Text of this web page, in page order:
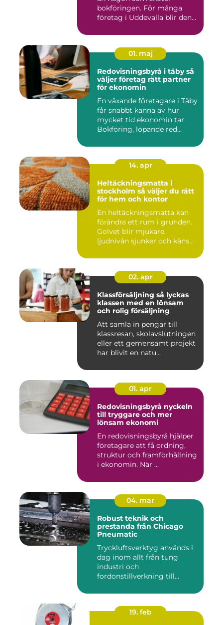
bokföringen. För många
företag i Uddevalla blir den
01. maj
Redovisningsbyrå i täby så
väljer företag rätt partner
för ekonomin
En växande företagare i Täby
får snabbt känna av hur
mycket tid ekonomin tar.
Bokföring, löpande red...
14. apr
Heltäckningsmatta i
stockholm så väljer du rätt
för hem och kontor
En heltäckningsmatta kan
förändra ett rum i grunden.
Golvet blir mjukare,
ljudnivån sjunker och käns...
02. apr
Klassförsäljning så lyckas
klassen med en lönsam
och rolig försäljning
Att samla in pengar till
klassresan, skolavslutningen
eller ett gemensamt projekt
har blivit en natu...
01. apr
Redovisningsbyrå nyckeln
till tryggare och mer
lönsam ekonomi
En redovisningsbyrå hjälper
företagare att få ordning,
struktur och framförhållning
i ekonomin. När ...
04. mar
Robust teknik och
prestanda från Chicago
Pneumatic
Tryckluftsverktyg används i
dag inom allt från tung
industri och
fordonstillverkning till...
19. feb